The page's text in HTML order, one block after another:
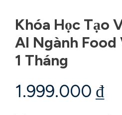
Khóa Học Tạo
AI Ngành Food
1 Tháng
1.999.000 ₫